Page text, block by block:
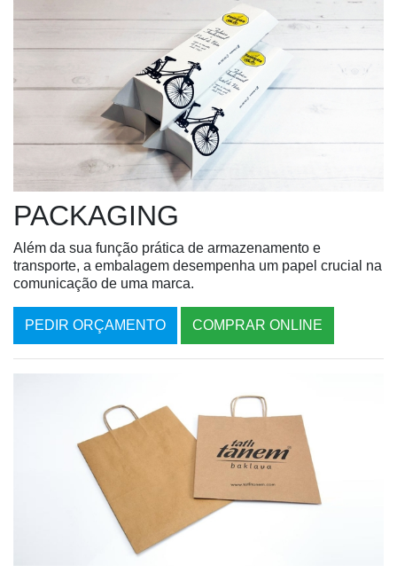
PACKAGING
Além da sua função prática de armazenamento e
transporte, a embalagem desempenha um papel crucial na
comunicação de uma marca.
PEDIR ORÇAMENTO COMPRAR ONLINE